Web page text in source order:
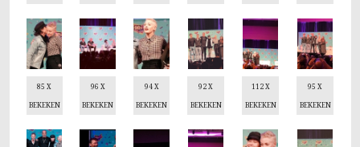
85 X
BEKEKEN
96 X
BEKEKEN
94 X
BEKEKEN
92 X
BEKEKEN
112 X
BEKEKEN
95 X
BEKEKEN